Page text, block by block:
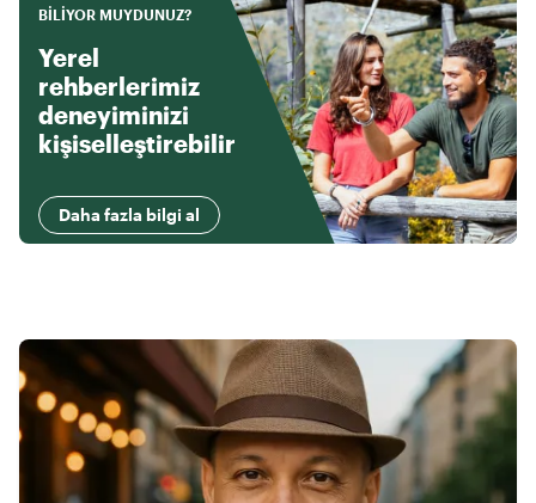
BILIYOR MUYDUNUZ?
Yerel
rehberlerimiz
deneyiminizi
kişiselleştirebilir
Daha fazla bilgi al